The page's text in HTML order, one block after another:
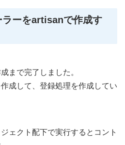
ラーをartisanで作成す
まで完了しました。
成して、登録処理を作成してい
ェクト配下で実行するとコント